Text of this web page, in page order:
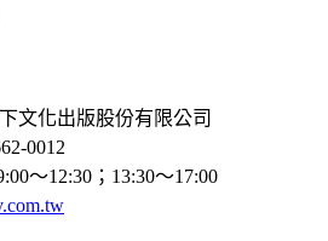
文化出版股份有限公司
0012
～12:30；13:30～17:00